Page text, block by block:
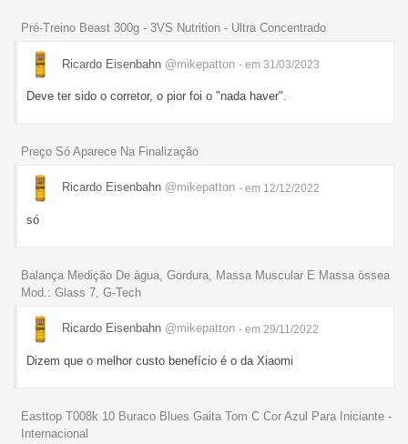
Pré-Treino Beast 300g - 3VS Nutrition - Ultra Concentrado
Ricardo Eisenbahn @mikepatton - em 31/03/2023
Deve ter sido o corretor, o pior foi o "nada haver".
Preço Só Aparece Na Finalização
Ricardo Eisenbahn @mikepatton - em 12/12/2022
só­­
Balança Medição De água, Gordura, Massa Muscular E Massa óssea
Mod.: Glass 7, G-Tech
Ricardo Eisenbahn @mikepatton - em 29/11/2022
Dizem que o melhor custo benefício é o da Xiaomi
Easttop T008k 10 Buraco Blues Gaita Tom C Cor Azul Para Iniciante -
Internacional